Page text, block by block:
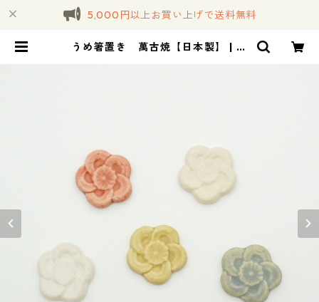
5,000円以上お買い上げで送料無料
うめ箸置き 萬古焼【日本製】 | コ